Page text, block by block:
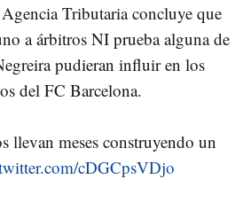
Tributaria concluye que
a árbitros NI prueba alguna de
pudieran influir en los
del FC Barcelona.
llevan meses construyendo un
cDGCpsVDjo